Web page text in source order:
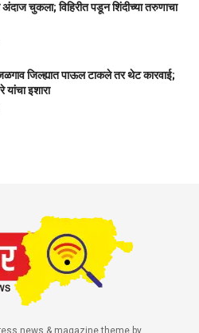
अंदाज चुकला; विहिरीत पडून शिंदीच्या तरुणाचा
जळगाव जिल्ह्यात पाऊल टाकले तर थेट कारवाई;
यांचा इशारा
news & magazine theme by